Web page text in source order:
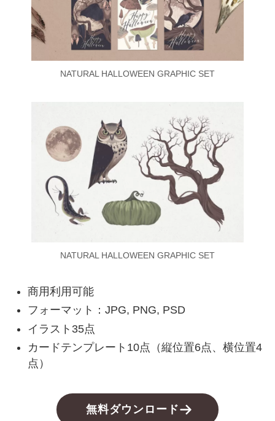
NATURAL HALLOWEEN GRAPHIC SET
NATURAL HALLOWEEN GRAPHIC SET
商用利用可能
フォーマット：JPG, PNG, PSD
イラスト35点
カードテンプレート10点（縦位置6点、横位置4
点）
無料ダウンロード